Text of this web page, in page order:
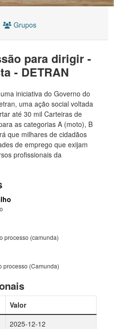
Grupos
para dirigir -
- DETRAN
iniciativa do Governo do
uma ação social voltada
até 30 mil Carteiras de
as categorias A (moto), B
que milhares de cidadãos
de emprego que exijam
profissionais da
processo (camunda)
processo (Camunda)
Valor
2025-12-12